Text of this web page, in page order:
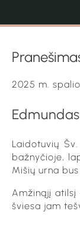
2025 m.
Laidotuvių
bažnyčioje,
Mišių urna
Amžinąjį atilsį
šviesa jam